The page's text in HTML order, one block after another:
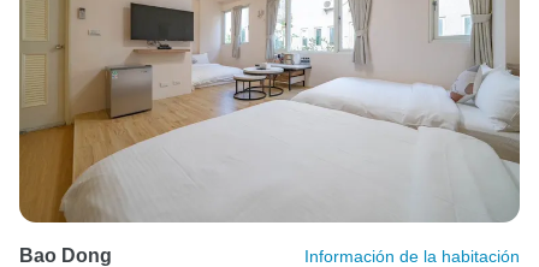
Bao Dong Información de la habitación